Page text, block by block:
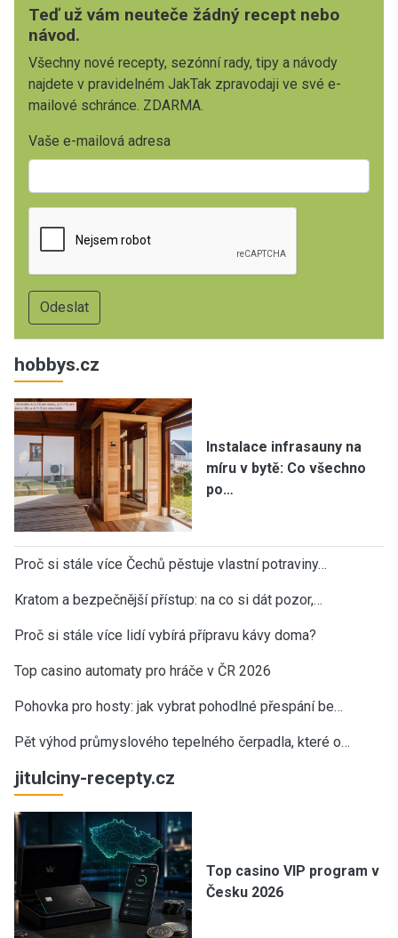
Teď už vám neuteče žádný recept nebo
návod.
Všechny nové recepty, sezónní rady, tipy a návody
najdete v pravidelném JakTak zpravodaji ve své e-
mailové schránce. ZDARMA.
Vaše e-mailová adresa
hobbys.cz
Instalace infrasauny na
míru v bytě: Co všechno
po…
Proč si stále více Čechů pěstuje vlastní potraviny…
Kratom a bezpečnější přístup: na co si dát pozor,…
Proč si stále více lidí vybírá přípravu kávy doma?
Top casino automaty pro hráče v ČR 2026
Pohovka pro hosty: jak vybrat pohodlné přespání be…
Pět výhod průmyslového tepelného čerpadla, které o…
jitulciny-recepty.cz
Top casino VIP program v
Česku 2026